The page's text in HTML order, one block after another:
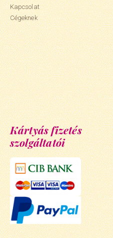
Kapcsolat
Cégeknek
Kártyás fizetés
szolgáltatói